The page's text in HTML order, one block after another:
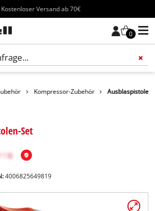
Kostenloser Versand ab 70€
0
Kompressor-Zubehör Ausblaspistole
Set
4006825649819